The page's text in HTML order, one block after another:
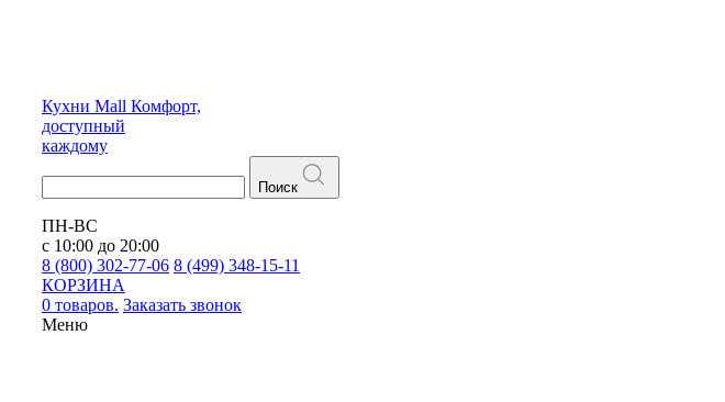
Кухни Mall Комфорт,
доступный
каждому
Поиск
ПН-ВС
с 10:00 до 20:00
8 (800) 302-77-06 8 (499) 348-15-11
КОРЗИНА
0 товаров. Заказать звонок
Меню